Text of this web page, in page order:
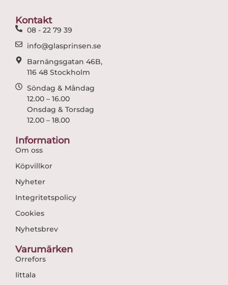
Kontakt
08 - 22 79 39
info@glasprinsen.se
Barnängsgatan 46B,
116 48 Stockholm
Söndag & Måndag
12.00 – 16.00
Onsdag & Torsdag
12.00 – 18.00
Information
Om oss
Köpvillkor
Nyheter
Integritetspolicy
Cookies
Nyhetsbrev
Varumärken
Orrefors
Iittala